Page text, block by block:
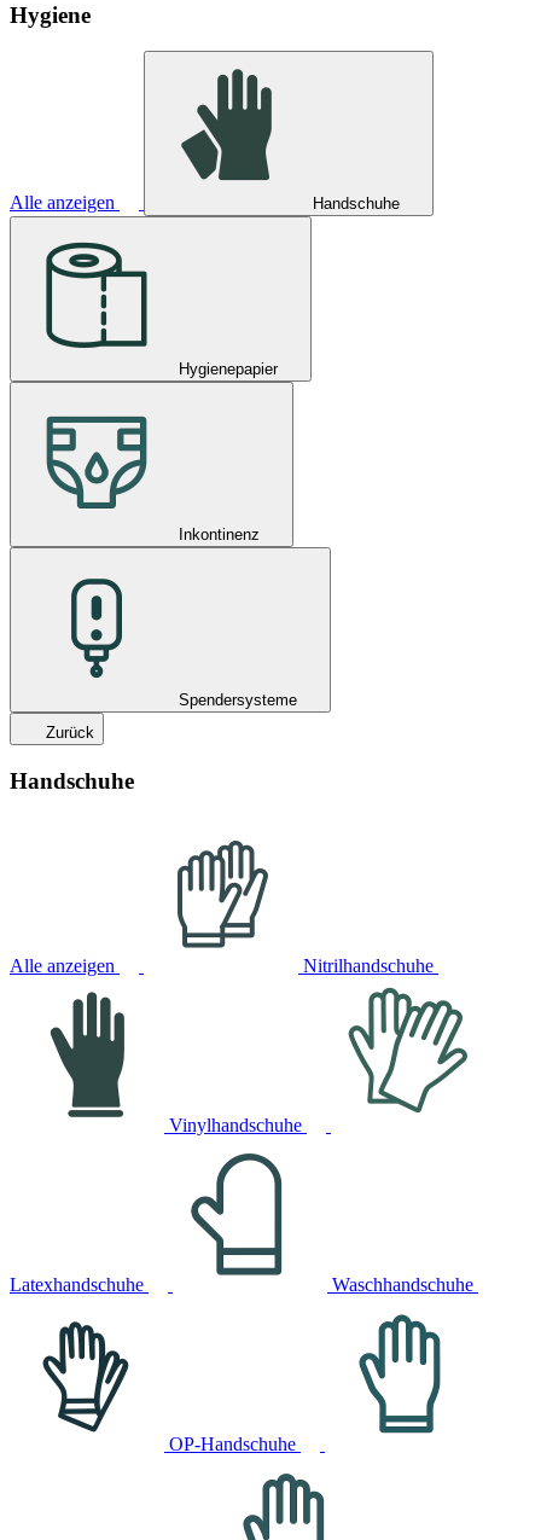
Hygiene
Alle anzeigen Handschuhe
Hygienepapier
Inkontinenz
Spendersysteme
Zurück
Handschuhe
Alle anzeigen Nitrilhandschuhe
Vinylhandschuhe
Latexhandschuhe Waschhandschuhe
OP-Handschuhe